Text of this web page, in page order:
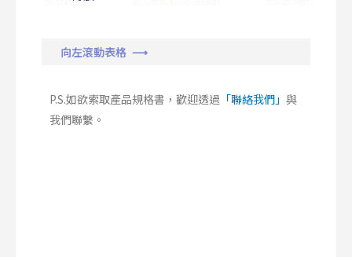
向左滾動表格 ⟶
P.S.如欲索取產品規格書，歡迎透過 「聯絡我們」 與
我們聯繫。